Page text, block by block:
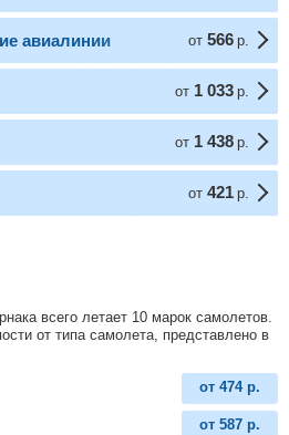
авиалинии от 566 р.
от 1 033 р.
от 1 438 р.
от 421 р.
всего летает 10 марок самолетов.
от типа самолета, представлено в
от 474 р.
от 587 р.